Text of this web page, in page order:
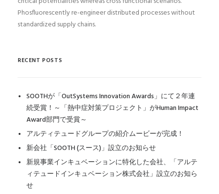
Phosfluorescently re-engineer distributed processes without
standardized supply chains.
RECENT POSTS
SOOTHが「OutSystems Innovation Awards」にて２年連
続受賞！～「熱中症対策プロジェクト」がHuman Impact
Award部門で受賞～
アルティテュードグループの紹介ムービーが完成！
新会社「SOOTH (スース)」設立のお知らせ
新規事業インキュベーションに特化した会社、「アルテ
ィテュードインキュベーション株式会社」設立のお知ら
せ